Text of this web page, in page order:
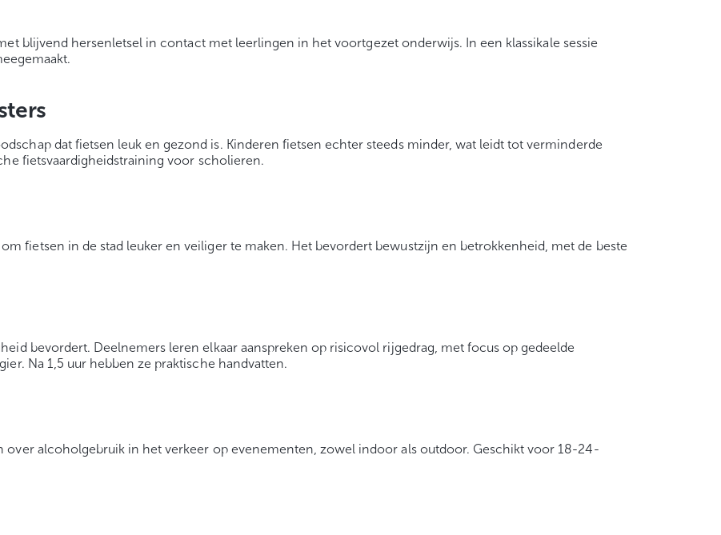
blijvend hersenletsel in contact met leerlingen in het voortgezet onderwijs. In een klassikale sessie
dat fietsen leuk en gezond is. Kinderen fietsen echter steeds minder, wat leidt tot verminderde
fietsvaardigheidstraining voor scholieren.
fietsen in de stad leuker en veiliger te maken. Het bevordert bewustzijn en betrokkenheid, met de beste
bevordert. Deelnemers leren elkaar aanspreken op risicovol rijgedrag, met focus op gedeelde
Na 1,5 uur hebben ze praktische handvatten.
alcoholgebruik in het verkeer op evenementen, zowel indoor als outdoor. Geschikt voor 18-24-